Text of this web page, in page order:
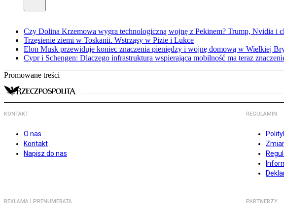
Czy Dolina Krzemowa wygra technologiczną wojnę z Pekinem? Trump, Nvidia i
Trzęsienie ziemi w Toskanii. Wstrząsy w Pizie i Lukce
Elon Musk przewiduje koniec znaczenia pieniędzy i wojnę domową w Wielkiej
Cypr i Schengen: Dlaczego infrastruktura wspierająca mobilność ma teraz
Promowane treści
KONTAKT
O nas
Kontakt
Napisz do nas
REGULAMIN
REKLAMA I PRENUMERATA PARTNERZY